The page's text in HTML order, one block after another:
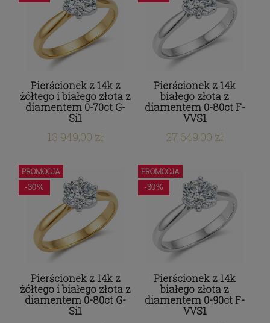
Pierścionek z 14k z
żółtego i białego złota z
diamentem 0-70ct G-
Si1
13 949,00 zł
Pierścionek z 14k
białego złota z
diamentem 0-80ct F-
VVS1
27 649,00 zł
Pierścionek z 14k z
żółtego i białego złota z
diamentem 0-80ct G-
Si1
-30%
PROMOCJA
Pierścionek z 14k
białego złota z
diamentem 0-90ct F-
VVS1
-30%
PROMOCJA